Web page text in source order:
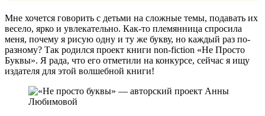
Мне хочется говорить с детьми на сложные темы, подавать их
весело, ярко и увлекательно. Как-то племянница спросила
меня, почему я рисую одну и ту же букву, но каждый раз по-
разному? Так родился проект книги non-fiction «Не Просто
Буквы». Я рада, что его отметили на конкурсе, сейчас я ищу
издателя для этой волшебной книги!